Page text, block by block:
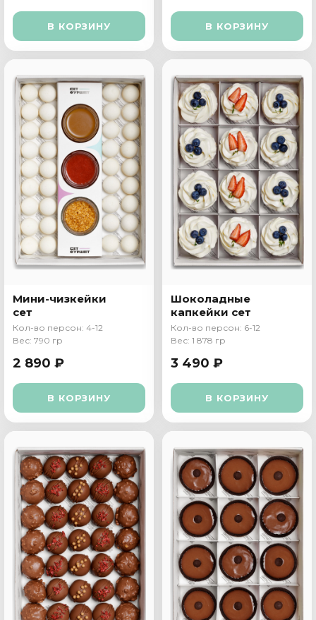
В КОРЗИНУ В КОРЗИНУ
Мини-чизкейки
сет
Кол-во персон: 4-12
Вес: 790 гр
2 890 ₽
В КОРЗИНУ
Шоколадные
капкейки сет
Кол-во персон: 6-12
Вес: 1 878 гр
3 490 ₽
В КОРЗИНУ